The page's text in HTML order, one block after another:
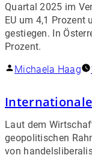
Quartal 2025 im
EU um 4,1 Prozent
gestiegen. In
Prozent.
Michaela Haag
Laut dem
geopolitischen
von